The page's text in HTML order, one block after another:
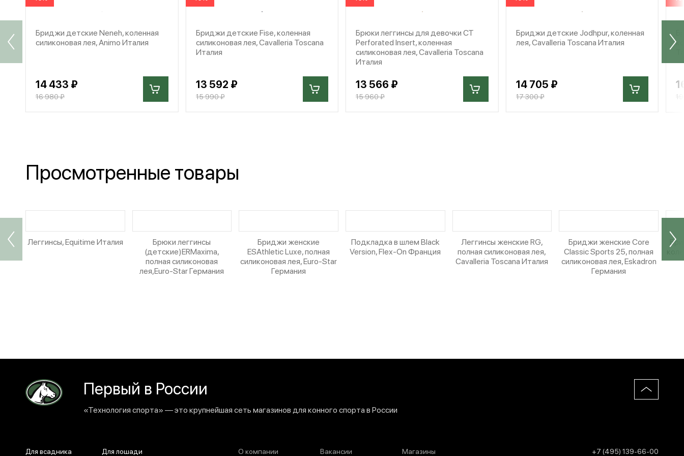
Бриджи детские Neneh, коленная
силиконовая лея, Animo Италия
14 433 ₽
16 980 ₽
Бриджи детские Fise, коленная
силиконовая лея, Cavalleria Toscana
Италия
13 592 ₽
15 990 ₽
Брюки леггинсы для девочки CT
Perforated Insert, коленная
силиконовая лея, Cavalleria Toscana
Италия
13 566 ₽
15 960 ₽
Бриджи детские Jodhpur, коленная
лея, Cavalleria Toscana Италия
14 705 ₽
17 300 ₽
Просмотренные товары
Леггинсы, Equitime Италия
Брюки леггинсы
(детские)ERMaxima,
полная силиконовая
лея,Euro-Star Германия
Бриджи женские
ESAthletic Luxe, полная
силиконовая лея, Euro-Star
Германия
Подкладка в шлем Black
Version, Flex-On Франция
Леггинсы женские RG,
полная силиконовая лея,
Cavalleria Toscana Италия
Бриджи женские Core
Classic Sports 25, полная
силиконовая лея, Eskadron
Германия
Первый в России
«Технология спорта» — это крупнейшая сеть магазинов для конного спорта в России
Для всадника Для лошади О компании Вакансии Магазины +7 (495) 139-66-00